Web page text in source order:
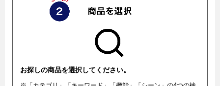
お探しの商品を選択してください。